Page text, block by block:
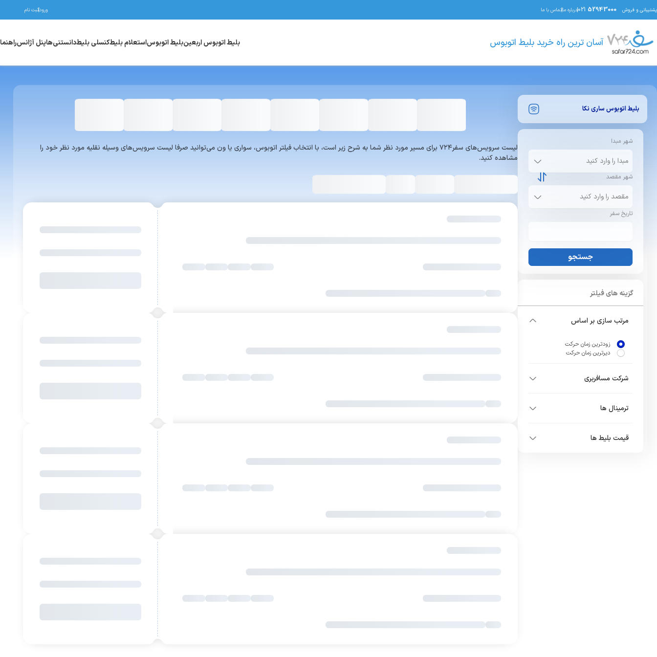
پشتیبانی و فروش 021 52943000 درباره ماتماس با ما ورودثبت نام
آسان ترین راه خرید بلیط اتوبوس بلیط اتوبوس اربعینبلیط اتوبوساستعلام بلیطکنسلی بلیطدانستنی‌هاپنل آژانسراهنما
بلیط اتوبوس ساری نکا
شهر مبدا
شهر مقصد
تاریخ سفر
جستجو
گزینه های فیلتر
مرتب سازی بر اساس
زودترین زمان حرکت
دیرترین زمان حرکت
شرکت مسافربری
ترمینال ها
قیمت بلیط ها
لیست سرویس‌های سفر۷۲۴ برای مسیر مورد نظر شما به شرح زیر است، با انتخاب فیلتر اتوبوس، سواری یا ون می‌توانید صرفا لیست سرویس‌های وسیله نقلیه مورد نظر خود را
مشاهده کنید.